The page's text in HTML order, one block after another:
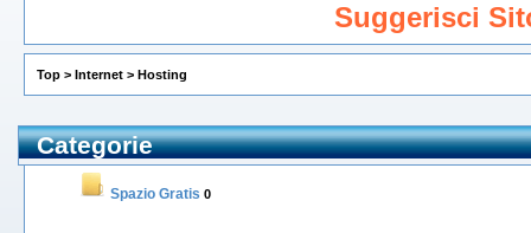
Suggerisci
Top > Internet > Hosting
Categorie
Spazio Gratis 0